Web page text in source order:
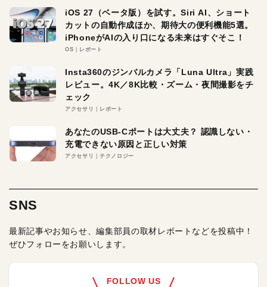
iOS 27（ベータ版）を試す。Siri AI、ショート
カットの自動作成ほか、期待大の便利機能5選。
iPhoneがAIの入り口になる未来はすぐそこ！
OS レポート
Insta360のジンバルカメラ「Luna Ultra」実践
レビュー。4K／8K比較・ズーム・夜間撮影をチ
ェック
アクセサリ レポート
あなたのUSB-Cポートは大丈夫？ 認識しない・
充電できない原因と正しい対策
アクセサリ テクノロジー
SNS
最新記事やお知らせ、編集部員の取材レポートなどを投稿中！
ぜひフォローをお願いします。
FOLLOW US